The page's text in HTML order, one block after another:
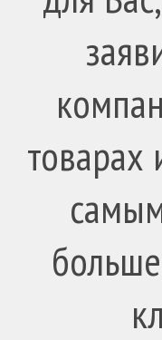
товарах